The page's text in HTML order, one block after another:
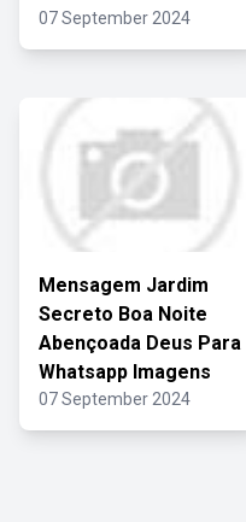
07 September 2024
Mensagem Jardim
Secreto Boa Noite
Abençoada Deus Para
Whatsapp Imagens
07 September 2024